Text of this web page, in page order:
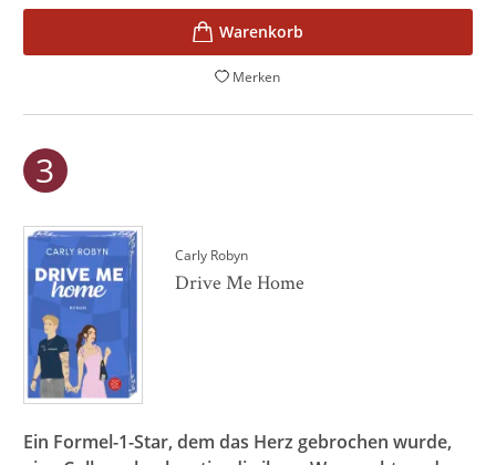
Merken
Carly Robyn
Drive Me Home
Ein Formel-1-Star, dem das Herz gebrochen wurde,